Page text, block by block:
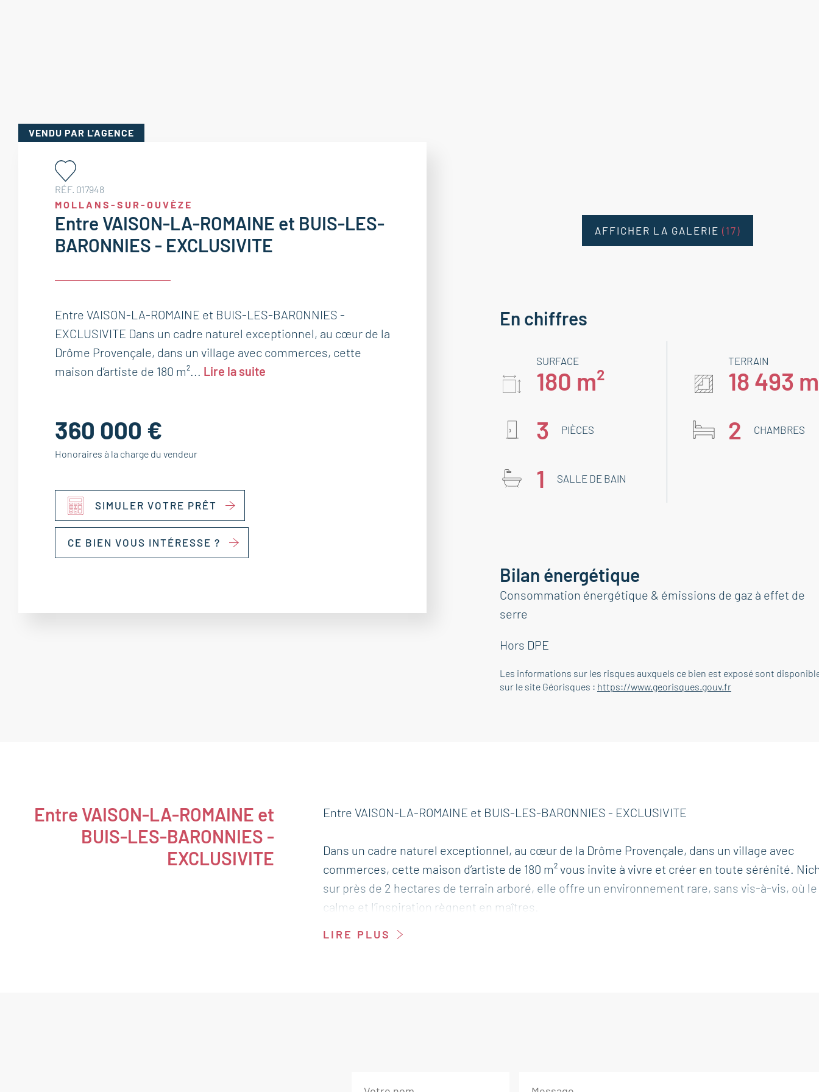
VENDU PAR L'AGENCE
RÉF. 017948
MOLLANS-SUR-OUVÈZE
Entre VAISON-LA-ROMAINE et BUIS-LES-
BARONNIES - EXCLUSIVITE
Entre VAISON-LA-ROMAINE et BUIS-LES-BARONNIES -
EXCLUSIVITE Dans un cadre naturel exceptionnel, au cœur de la
Drôme Provençale, dans un village avec commerces, cette
maison d’artiste de 180 m²... Lire la suite
360 000 €
Honoraires à la charge du vendeur
SIMULER VOTRE PRÊT
CE BIEN VOUS INTÉRESSE ?
AFFICHER LA GALERIE (17)
En chiffres
SURFACE
180 m²
TERRAIN
18 493
3
PIÈCES 2 CHAMBRES
1 SALLE DE BAIN
Bilan énergétique
Consommation énergétique & émissions de gaz à effet de
serre
Hors DPE
Les informations sur les risques auxquels ce bien est exposé sont
sur le site Géorisques : https://www.georisques.gouv.fr
Entre VAISON-LA-ROMAINE et
BUIS-LES-BARONNIES -
EXCLUSIVITE
Entre VAISON-LA-ROMAINE et BUIS-LES-BARONNIES - EXCLUSIVITE
Dans un cadre naturel exceptionnel, au cœur de la Drôme Provençale, dans un village avec
commerces, cette maison d’artiste de 180 m² vous invite à vivre et créer en toute sérénité.
sur près de 2 hectares de terrain arboré, elle offre un environnement rare, sans vis-à-vis, où le
calme et l’inspiration règnent en maîtres.
LIRE PLUS